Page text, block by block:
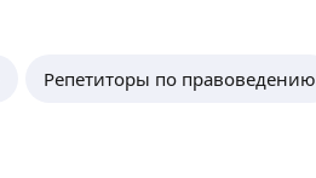
Репетиторы по правоведению